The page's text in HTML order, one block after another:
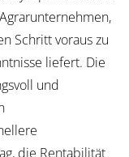
Schritt voraus zu
liefert. Die
und
die Rentabilität